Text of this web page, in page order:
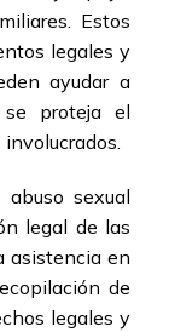
Estos
legales y
ayudar a
proteja el
sexual
legal de las
asistencia en
de
legales y